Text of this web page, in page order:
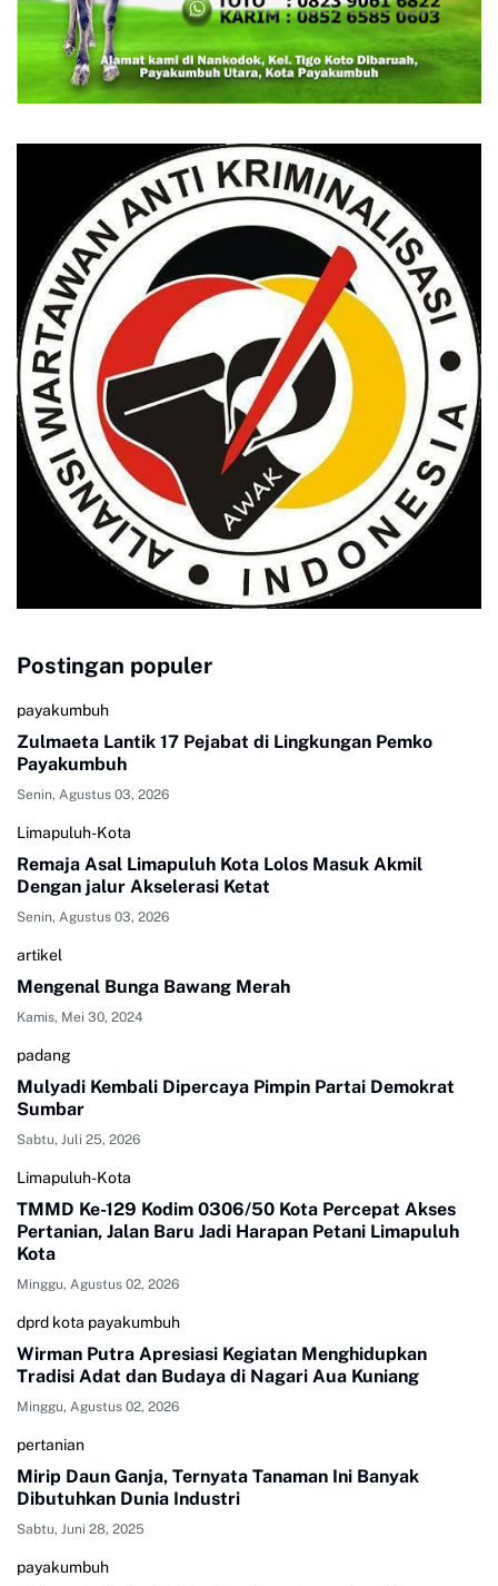
Postingan populer
payakumbuh
Zulmaeta Lantik 17 Pejabat di Lingkungan Pemko
Payakumbuh
Senin, Agustus 03, 2026
Limapuluh-Kota
Remaja Asal Limapuluh Kota Lolos Masuk Akmil
Dengan jalur Akselerasi Ketat
Senin, Agustus 03, 2026
artikel
Mengenal Bunga Bawang Merah
Kamis, Mei 30, 2024
padang
Mulyadi Kembali Dipercaya Pimpin Partai Demokrat
Sumbar
Sabtu, Juli 25, 2026
Limapuluh-Kota
TMMD Ke-129 Kodim 0306/50 Kota Percepat Akses
Pertanian, Jalan Baru Jadi Harapan Petani Limapuluh
Kota
Minggu, Agustus 02, 2026
dprd kota payakumbuh
Wirman Putra Apresiasi Kegiatan Menghidupkan
Tradisi Adat dan Budaya di Nagari Aua Kuniang
Minggu, Agustus 02, 2026
pertanian
Mirip Daun Ganja, Ternyata Tanaman Ini Banyak
Dibutuhkan Dunia Industri
Sabtu, Juni 28, 2025
payakumbuh